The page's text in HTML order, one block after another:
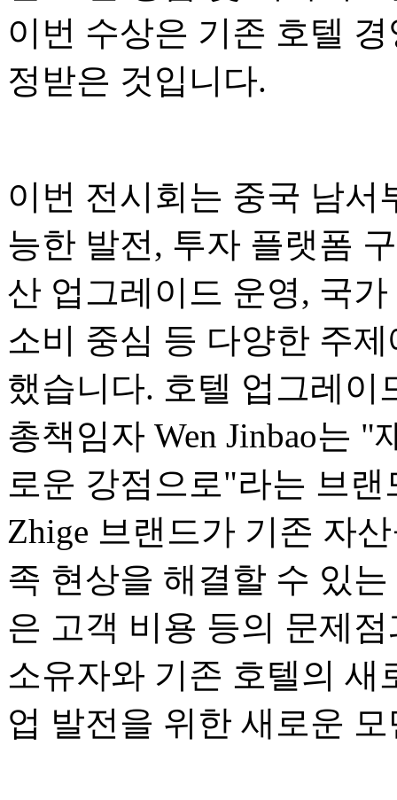
이번 수상은 기존 호텔
정받은 것입니다.
이번 전시회는 중국 남서
능한 발전, 투자 플랫폼
산 업그레이드 운영, 국
소비 중심 등 다양한 주
했습니다. 호텔 업그레이
총책임자 Wen Jinbao는
로운 강점으로"라는 브
Zhige 브랜드가 기존 자
족 현상을 해결할 수 있
은 고객 비용 등의 문제
소유자와 기존 호텔의 새
업 발전을 위한 새로운